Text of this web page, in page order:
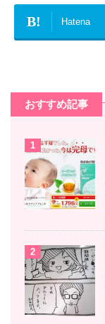
B! Hatena
おすすめ記事
1
2